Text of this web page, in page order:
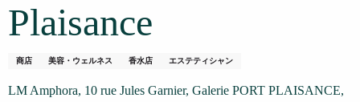
Plaisance
商店 美容・ウェルネス 香水店 エステティシャン
LM Amphora, 10 rue Jules Garnier, Galerie PORT PLAISANCE,